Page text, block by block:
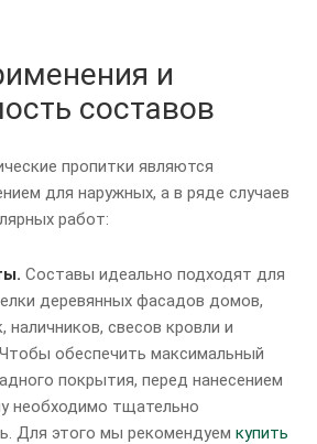
и
составов
пропитки являются
для наружных, а в ряде случаев
работ:
Составы идеально подходят для
деревянных фасадов домов,
наличников, свесов кровли и
обеспечить максимальный
покрытия, перед нанесением
необходимо тщательно
Для этого мы рекомендуем купить